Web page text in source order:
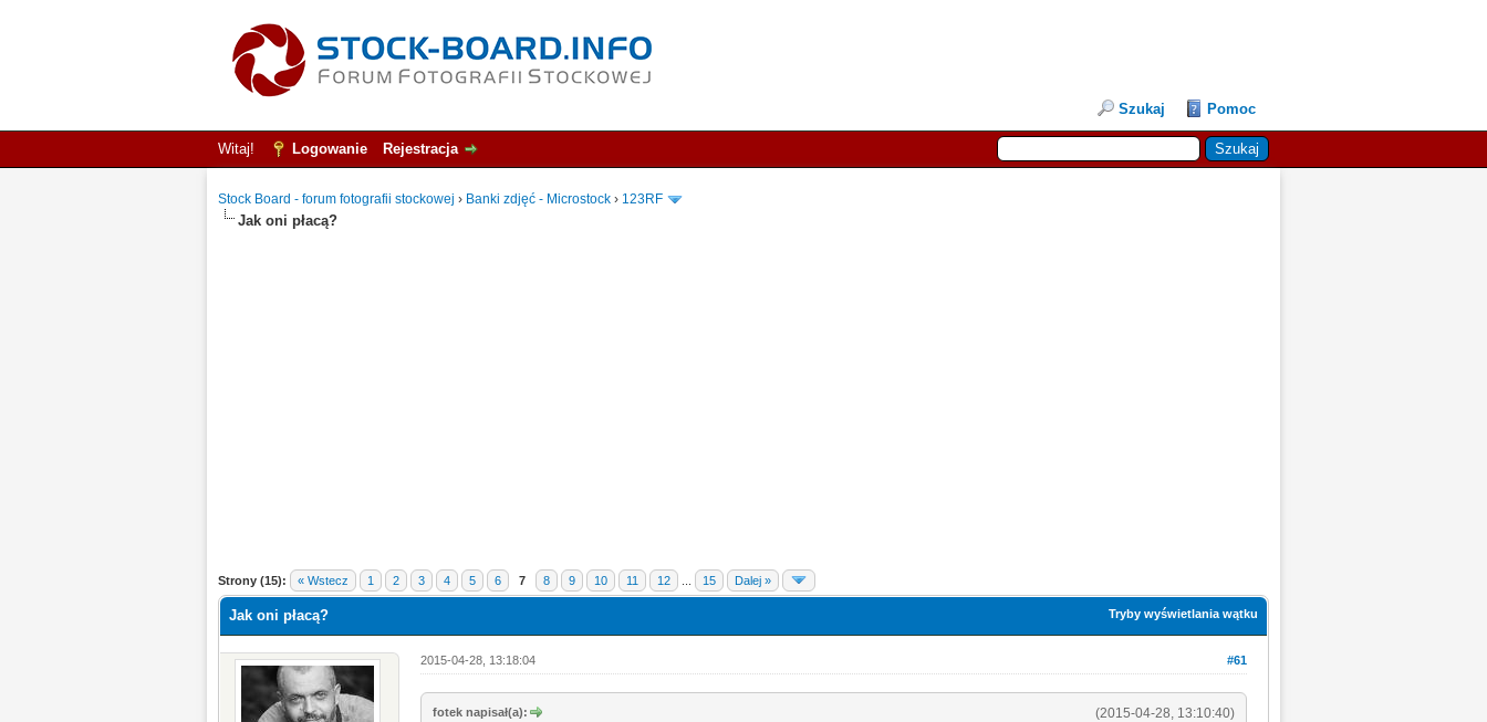
Szukaj Pomoc
Witaj! Logowanie Rejestracja
Stock Board - forum fotografii stockowej › Banki zdjęć - Microstock › 123RF
Jak oni płacą?
Strony (15): « Wstecz 1 2 3 4 5 6 7 8 9 10 11 12 15 Dalej »
Tryby wyświetlania wątku
Jak oni płacą?
#61
2015-04-28, 13:18:04
(2015-04-28, 13:10:40)
fotek napisał(a):